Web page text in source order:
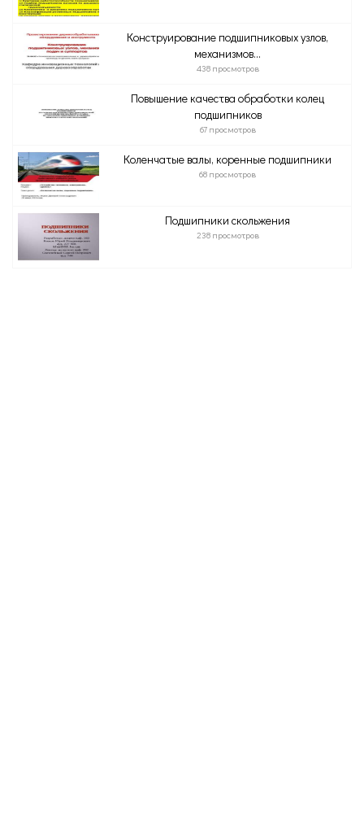
Конструирование подшипниковых узлов,
механизмов...
438 просмотров
Повышение качества обработки колец
подшипников
67 просмотров
Коленчатые валы, коренные подшипники
68 просмотров
Подшипники скольжения
238 просмотров